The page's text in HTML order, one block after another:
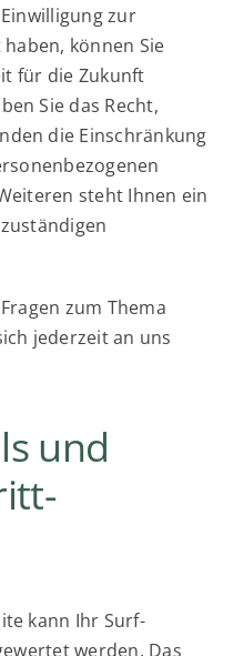
zur
können Sie
für die Zukunft
Sie das Recht,
die Einschränkung
steht Ihnen ein
zum Thema
jederzeit an uns
und
kann Ihr Surf-
werden. Das